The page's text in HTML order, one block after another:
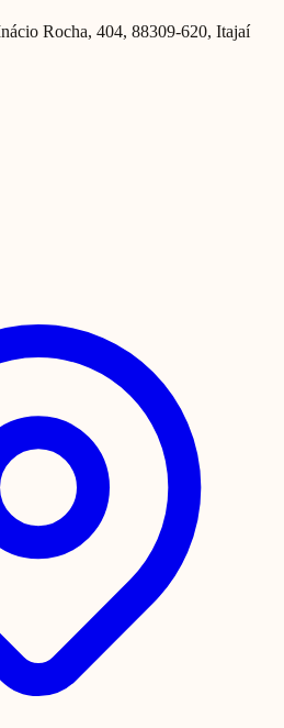
Rocha, 404, 88309-620, Itajaí